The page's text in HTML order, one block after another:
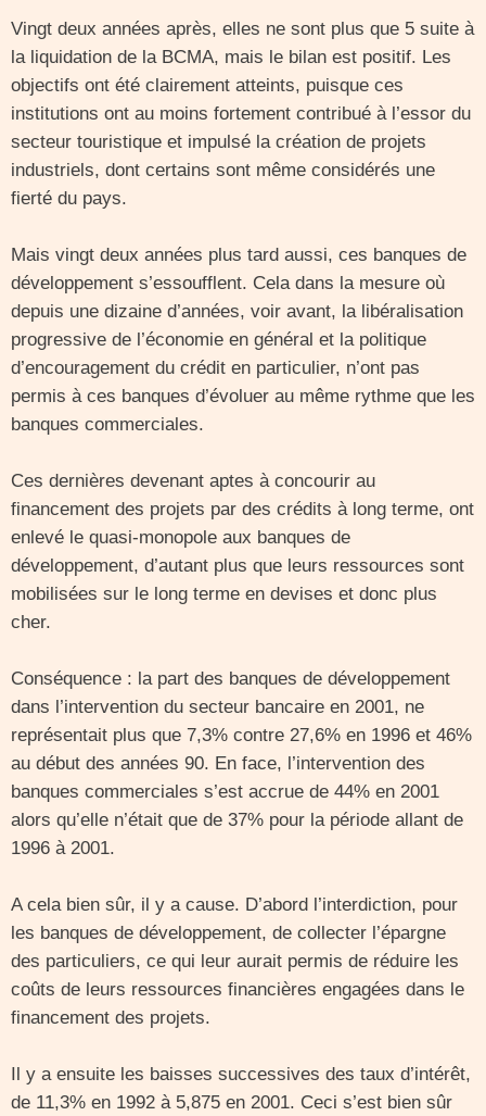
Vingt deux années après, elles ne sont plus que 5 suite à
la liquidation de la BCMA, mais le bilan est positif. Les
objectifs ont été clairement atteints, puisque ces
institutions ont au moins fortement contribué à l’essor du
secteur touristique et impulsé la création de projets
industriels, dont certains sont même considérés une
fierté du pays.
Mais vingt deux années plus tard aussi, ces banques de
développement s’essoufflent. Cela dans la mesure où
depuis une dizaine d’années, voir avant, la libéralisation
progressive de l’économie en général et la politique
d’encouragement du crédit en particulier, n’ont pas
permis à ces banques d’évoluer au même rythme que les
banques commerciales.
Ces dernières devenant aptes à concourir au
financement des projets par des crédits à long terme, ont
enlevé le quasi-monopole aux banques de
développement, d’autant plus que leurs ressources sont
mobilisées sur le long terme en devises et donc plus
cher.
Conséquence : la part des banques de développement
dans l’intervention du secteur bancaire en 2001, ne
représentait plus que 7,3% contre 27,6% en 1996 et 46%
au début des années 90. En face, l’intervention des
banques commerciales s’est accrue de 44% en 2001
alors qu’elle n’était que de 37% pour la période allant de
1996 à 2001.
A cela bien sûr, il y a cause. D’abord l’interdiction, pour
les banques de développement, de collecter l’épargne
des particuliers, ce qui leur aurait permis de réduire les
coûts de leurs ressources financières engagées dans le
financement des projets.
Il y a ensuite les baisses successives des taux d’intérêt,
de 11,3% en 1992 à 5,875 en 2001. Ceci s’est bien sûr